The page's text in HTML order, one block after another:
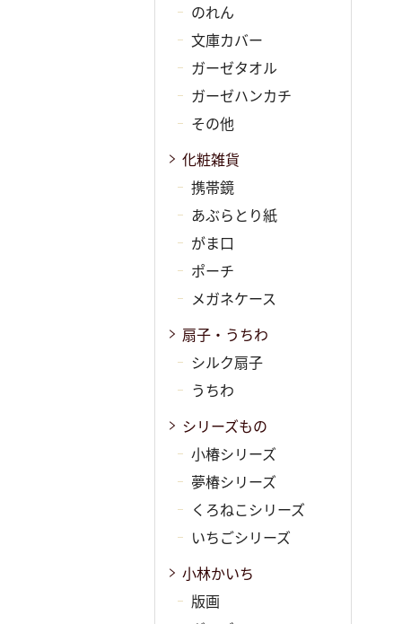
のれん
文庫カバー
ガーゼタオル
ガーゼハンカチ
その他
化粧雑貨
携帯鏡
あぶらとり紙
がま口
ポーチ
メガネケース
扇子・うちわ
シルク扇子
うちわ
シリーズもの
小椿シリーズ
夢椿シリーズ
くろねこシリーズ
いちごシリーズ
小林かいち
版画